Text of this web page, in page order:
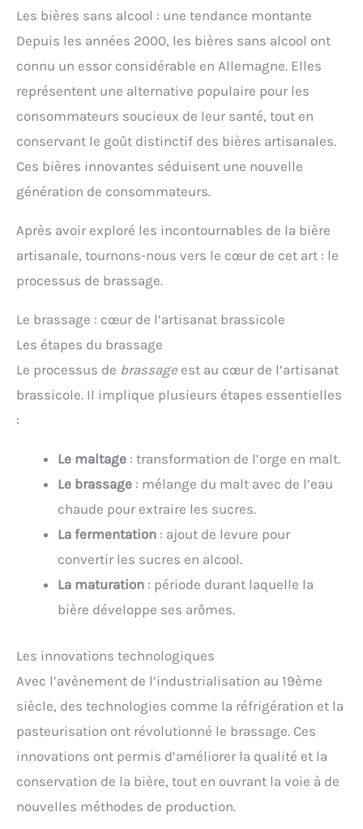
Les bières sans alcool : une tendance montante
Depuis les années 2000, les bières sans alcool ont
connu un essor considérable en Allemagne. Elles
représentent une alternative populaire pour les
consommateurs soucieux de leur santé, tout en
conservant le goût distinctif des bières artisanales.
Ces bières innovantes séduisent une nouvelle
génération de consommateurs.
Après avoir exploré les incontournables de la bière
artisanale, tournons-nous vers le cœur de cet art : le
processus de brassage.
Le brassage : cœur de l’artisanat brassicole
Les étapes du brassage
Le processus de brassage est au cœur de l’artisanat
brassicole. Il implique plusieurs étapes essentielles
:
Le maltage : transformation de l’orge en malt.
Le brassage : mélange du malt avec de l’eau
chaude pour extraire les sucres.
La fermentation : ajout de levure pour
convertir les sucres en alcool.
La maturation : période durant laquelle la
bière développe ses arômes.
Les innovations technologiques
Avec l’avènement de l’industrialisation au 19ème
siècle, des technologies comme la réfrigération et la
pasteurisation ont révolutionné le brassage. Ces
innovations ont permis d’améliorer la qualité et la
conservation de la bière, tout en ouvrant la voie à de
nouvelles méthodes de production.